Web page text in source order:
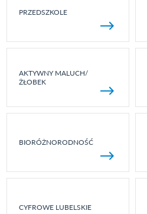
PRZEDSZKOLE
AKTYWNY MALUCH/
ŻŁOBEK
BIORÓŻNORODNOŚĆ
CYFROWE LUBELSKIE